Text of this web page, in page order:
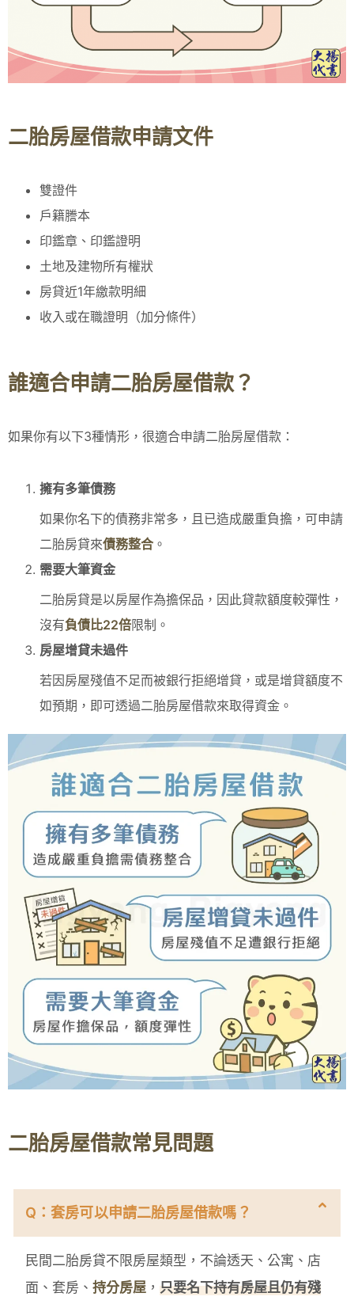
二胎房屋借款申請文件
雙證件
戶籍謄本
印鑑章、印鑑證明
土地及建物所有權狀
房貸近1年繳款明細
收入或在職證明（加分條件）
誰適合申請二胎房屋借款？
如果你有以下3種情形，很適合申請二胎房屋借款：
擁有多筆債務
如果你名下的債務非常多，且已造成嚴重負擔，可申請
二胎房貸來債務整合 。
需要大筆資金
二胎房貸是以房屋作為擔保品，因此貸款額度較彈性，
沒有負債比22倍限制。
房屋增貸未過件
若因房屋殘值不足而被銀行拒絕增貸，或是增貸額度不
如預期，即可透過二胎房屋借款來取得資金。
二胎房屋借款常見問題
Q：套房可以申請二胎房屋借款嗎？
民間二胎房貸不限房屋類型，不論透天、公寓、店
面、套房、 持分房屋 ， 只要名下持有房屋且仍有殘